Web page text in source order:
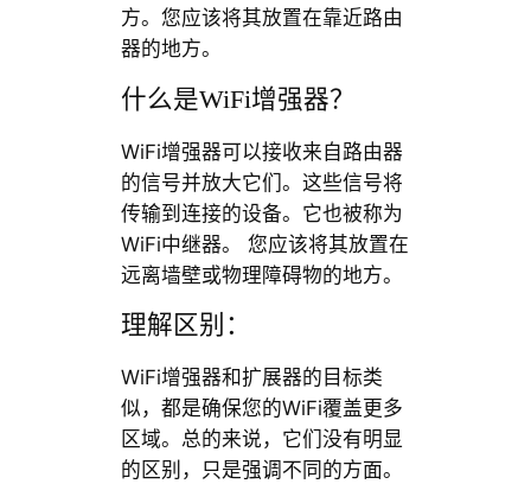
方。您应该将其放置在靠近路由
器的地方。
什么是WiFi增强器？
WiFi增强器可以接收来自路由器
的信号并放大它们。这些信号将
传输到连接的设备。它也被称为
WiFi中继器。 您应该将其放置在
远离墙壁或物理障碍物的地方。
理解区别：
WiFi增强器和扩展器的目标类
似，都是确保您的WiFi覆盖更多
区域。总的来说，它们没有明显
的区别，只是强调不同的方面。